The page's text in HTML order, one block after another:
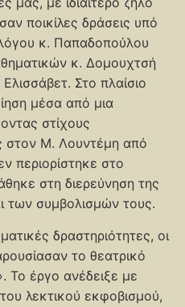
ποικίλες δράσεις υπό
κ. Παπαδοπούλου
κ. Δομουχτσή
Στο πλαίσιο
μέσα από μια
στίχους
στον Μ. Λουντέμη από
περιορίστηκε στο
στη διερεύνηση της
των συμβολισμών τους.
δραστηριότητες, οι
το θεατρικό
Το έργο ανέδειξε με
λεκτικού εκφοβισμού,